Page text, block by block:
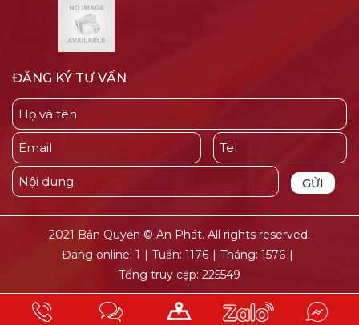
ĐĂNG KÝ TƯ VẤN
2021 Bản Quyền © An Phát. All rights reserved.
Đang online: 1 | Tuần: 1176 | Tháng: 1576 |
Tổng truy cập: 225549